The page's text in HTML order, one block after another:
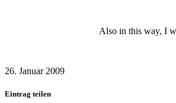
Also in this way, I
26. Januar 2009
Eintrag teilen